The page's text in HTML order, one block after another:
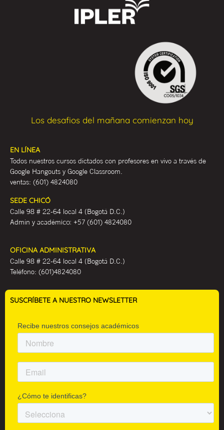
Los desafios del mañana comienzan hoy
EN LÍNEA
Todos nuestros cursos dictados con profesores en vivo a través de
Google Hangouts y Google Classroom.
ventas: (601) 4824080
SEDE CHICÓ
Calle 98 # 22-64 local 4 (Bogotá D.C.)
Admin y académico: +57 (601) 4824080
OFICINA ADMINISTRATIVA
Calle 98 # 22-64 local 4 (Bogotá D.C.)
Teléfono: (601)4824080
SUSCRÍBETE A NUESTRO NEWSLETTER